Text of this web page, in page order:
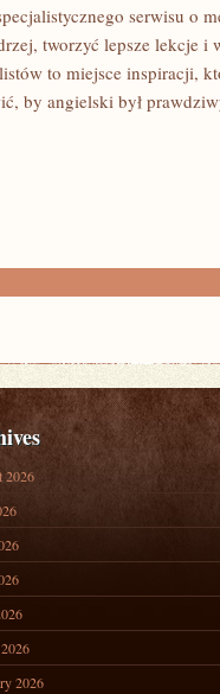
serwisu o
tworzyć lepsze lekcje i
to miejsce inspiracji,
by angielski był
2026
2026